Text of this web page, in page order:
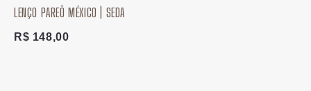
LENÇO PAREÔ MÉXICO | SEDA
R$ 148,00